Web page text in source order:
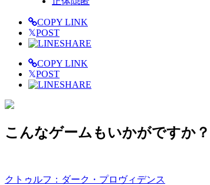
COPY LINK
𝕏POST
SHARE
COPY LINK
𝕏POST
SHARE
こんなゲームもいかがですか？
クトゥルフ：ダーク・プロヴィデンス